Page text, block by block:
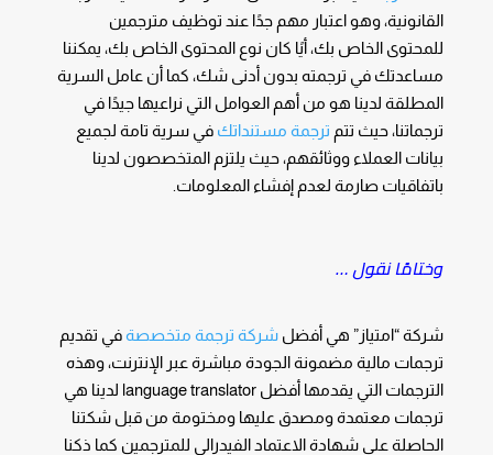
القانونية، وهو اعتبار مهم جدًا عند توظيف مترجمين
للمحتوى الخاص بك، أيًا كان نوع المحتوى الخاص بك، يمكننا
مساعدتك في ترجمته بدون أدنى شك، كما أن عامل السرية
المطلقة لدينا هو من أهم العوامل التي نراعيها جيدًا في
ترجماتنا، حيث تتم ترجمة مستنداتك في سرية تامة لجميع
بيانات العملاء ووثائقهم، حيث يلتزم المتخصصون لدينا
باتفاقيات صارمة لعدم إفشاء المعلومات.
وختامًا نقول …
شركة “امتياز” هي أفضل شركة ترجمة متخصصةفي تقديم
ترجمات مالية مضمونة الجودة مباشرة عبر الإنترنت، وهذه
الترجمات التي يقدمها أفضل language translator لدينا هي
ترجمات معتمدة ومصدق عليها ومختومة من قبل شكتنا
الحاصلة على شهادة الاعتماد الفيدرالي للمترجمين كما ذكنا